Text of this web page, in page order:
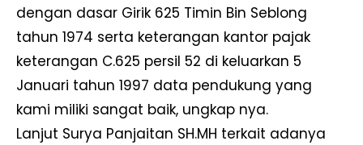
dengan dasar Girik 625 Timin Bin Seblong
tahun 1974 serta keterangan kantor pajak
keterangan C.625 persil 52 di keluarkan 5
Januari tahun 1997 data pendukung yang
kami miliki sangat baik, ungkap nya.
Lanjut Surya Panjaitan SH.MH terkait adanya